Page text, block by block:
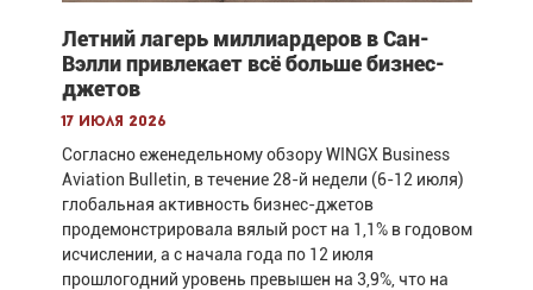
Летний лагерь миллиардеров в Сан-
Вэлли привлекает всё больше бизнес-
джетов
17 июля 2026
Согласно еженедельному обзору WINGX Business
Aviation Bulletin, в течение 28-й недели (6-12 июля)
глобальная активность бизнес-джетов
продемонстрировала вялый рост на 1,1% в годовом
исчислении, а с начала года по 12 июля
прошлогодний уровень превышен на 3,9%, что на